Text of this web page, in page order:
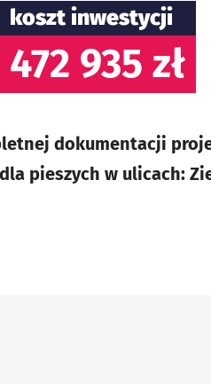
koszt inwestycji
472 935 zł
dokumentacji
pieszych w ulicach: